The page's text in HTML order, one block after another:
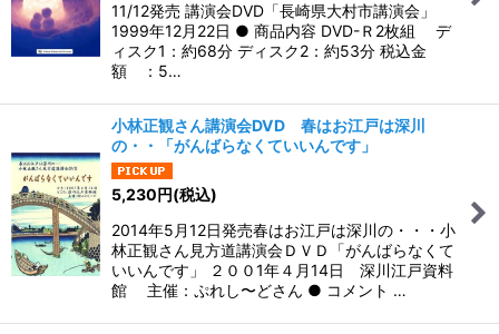
11/12発売 講演会DVD「長崎県大村市講演会」
1999年12月22日 ● 商品内容 DVD-Ｒ2枚組 デ
ィスク1：約68分 ディスク2：約53分 税込金
額 ：5…
小林正観さん講演会DVD 春はお江戸は深川
の・・「がんばらなくていいんです」
5,230円(税込)
2014年5月12日発売春はお江戸は深川の・・・小
林正観さん見方道講演会ＤＶＤ「がんばらなくて
いいんです」 ２００1年４月14日 深川江戸資料
館 主催：ぷれし〜どさん ● コメント …